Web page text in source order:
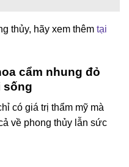
thủy, hãy xem thêm tại
cẩm nhung đỏ
sống
có giá trị thẩm mỹ mà
về phong thủy lẫn sức